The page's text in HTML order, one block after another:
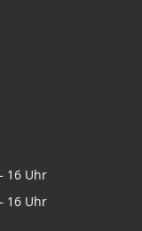
16 Uhr
16 Uhr